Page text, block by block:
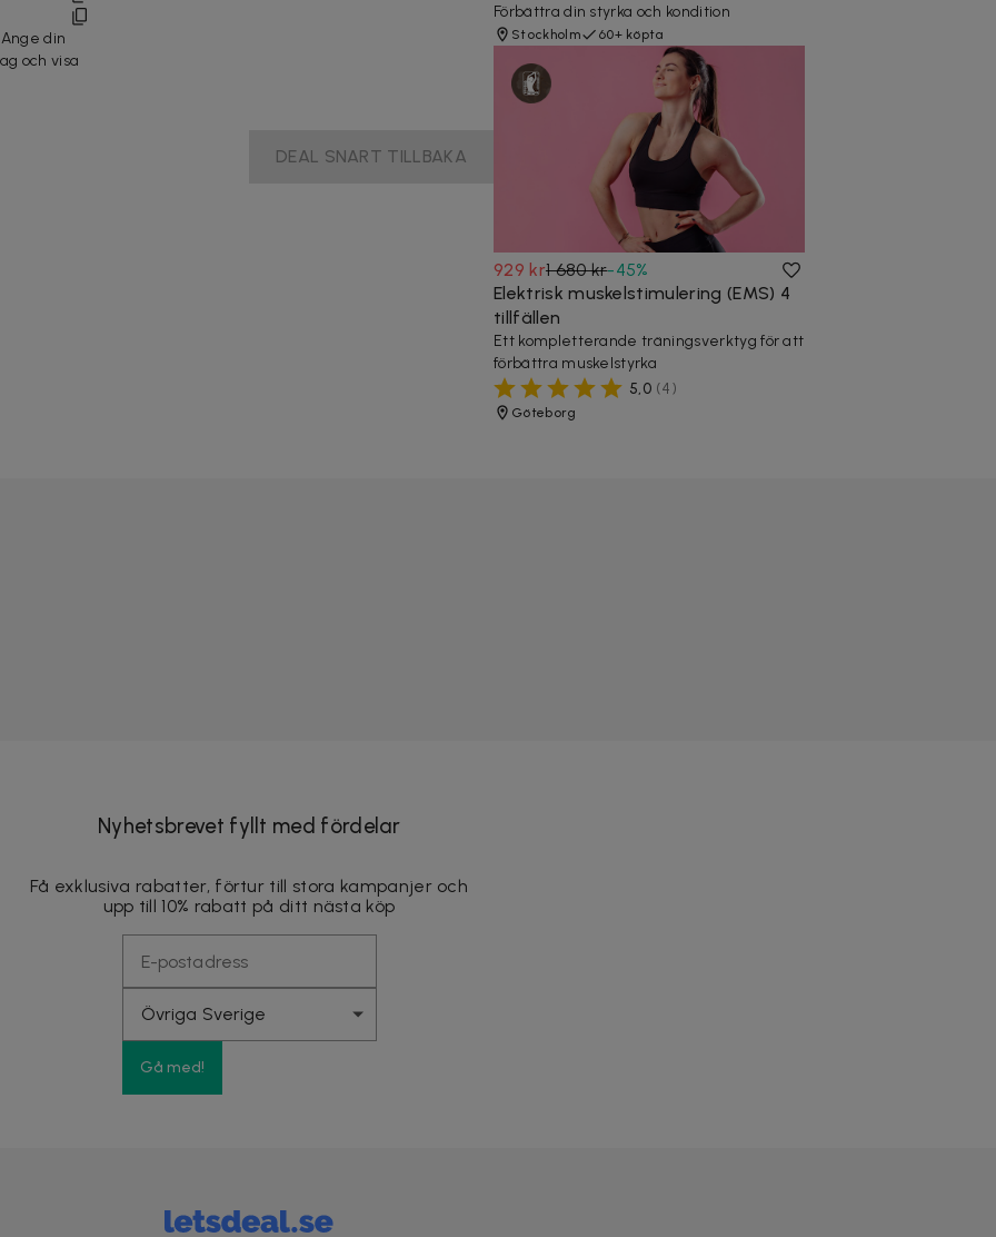
din
och visa
DEAL SNART TILLBAKA
Förbättra din styrka och kondition
Stockholm 60+ köpta
929 kr1 680 kr-45%
Elektrisk muskelstimulering (EMS) 4
tillfällen
Ett kompletterande träningsverktyg för att
förbättra muskelstyrka
5,0 (4)
Göteborg
Nyhetsbrevet fyllt med fördelar
Få exklusiva rabatter, förtur till stora kampanjer och
upp till 10% rabatt på ditt nästa köp
Gå med!